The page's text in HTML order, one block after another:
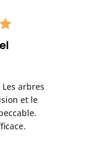
arbres
et le